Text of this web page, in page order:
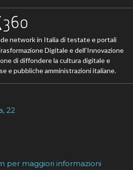
network in Italia di testate e portali
Digitale e dell’Innovazione
di diffondere la cultura digitale e
e pubbliche amministrazioni italiane.
22
per maggiori informazioni